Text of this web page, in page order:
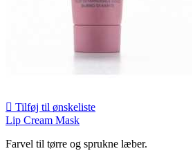
 Tilføj til ønskeliste
Lip Cream Mask
Farvel til tørre og sprukne læber.